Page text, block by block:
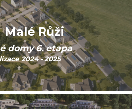
Malé Růži
domy 6. etapa
2024 - 2025